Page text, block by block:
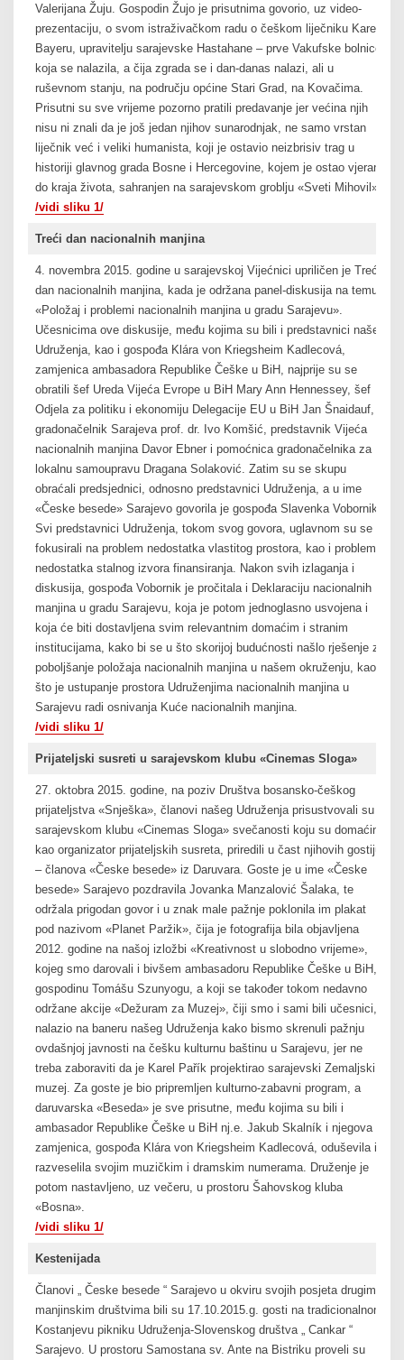
Valerijana Žuju. Gospodin Žujo je prisutnima govorio, uz video-
prezentaciju, o svom istraživačkom radu o češkom liječniku Karelu
Bayeru, upravitelju sarajevske Hastahane – prve Vakufske bolnice,
koja se nalazila, a čija zgrada se i dan-danas nalazi, ali u
ruševnom stanju, na području općine Stari Grad, na Kovačima.
Prisutni su sve vrijeme pozorno pratili predavanje jer većina njih
nisu ni znali da je još jedan njihov sunarodnjak, ne samo vrstan
liječnik već i veliki humanista, koji je ostavio neizbrisiv trag u
historiji glavnog grada Bosne i Hercegovine, kojem je ostao vjeran
do kraja života, sahranjen na sarajevskom groblju «Sveti Mihovil».
/vidi sliku 1/
Treći dan nacionalnih manjina
4. novembra 2015. godine u sarajevskoj Vijećnici upriličen je Treći
dan nacionalnih manjina, kada je održana panel-diskusija na temu
«Položaj i problemi nacionalnih manjina u gradu Sarajevu».
Učesnicima ove diskusije, među kojima su bili i predstavnici našeg
Udruženja, kao i gospođa Klára von Kriegsheim Kadlecová,
zamjenica ambasadora Republike Češke u BiH, najprije su se
obratili šef Ureda Vijeća Evrope u BiH Mary Ann Hennessey, šef
Odjela za politiku i ekonomiju Delegacije EU u BiH Jan Šnaidauf,
gradonačelnik Sarajeva prof. dr. Ivo Komšić, predstavnik Vijeća
nacionalnih manjina Davor Ebner i pomoćnica gradonačelnika za
lokalnu samoupravu Dragana Solaković. Zatim su se skupu
obraćali predsjednici, odnosno predstavnici Udruženja, a u ime
«Česke besede» Sarajevo govorila je gospođa Slavenka Vobornik.
Svi predstavnici Udruženja, tokom svog govora, uglavnom su se
fokusirali na problem nedostatka vlastitog prostora, kao i problem
nedostatka stalnog izvora finansiranja. Nakon svih izlaganja i
diskusija, gospođa Vobornik je pročitala i Deklaraciju nacionalnih
manjina u gradu Sarajevu, koja je potom jednoglasno usvojena i
koja će biti dostavljena svim relevantnim domaćim i stranim
institucijama, kako bi se u što skorijoj budućnosti našlo rješenje za
poboljšanje položaja nacionalnih manjina u našem okruženju, kao
što je ustupanje prostora Udruženjima nacionalnih manjina u
Sarajevu radi osnivanja Kuće nacionalnih manjina.
/vidi sliku 1/
Prijateljski susreti u sarajevskom klubu «Cinemas Sloga»
27. oktobra 2015. godine, na poziv Društva bosansko-češkog
prijateljstva «Snješka», članovi našeg Udruženja prisustvovali su u
sarajevskom klubu «Cinemas Sloga» svečanosti koju su domaćini,
kao organizator prijateljskih susreta, priredili u čast njihovih gostiju
– članova «Česke besede» iz Daruvara. Goste je u ime «Česke
besede» Sarajevo pozdravila Jovanka Manzalović Šalaka, te
održala prigodan govor i u znak male pažnje poklonila im plakat
pod nazivom «Planet Paržik», čija je fotografija bila objavljena
2012. godine na našoj izložbi «Kreativnost u slobodno vrijeme»,
kojeg smo darovali i bivšem ambasadoru Republike Češke u BiH,
gospodinu Tomášu Szunyogu, a koji se također tokom nedavno
održane akcije «Dežuram za Muzej», čiji smo i sami bili učesnici,
nalazio na baneru našeg Udruženja kako bismo skrenuli pažnju
ovdašnjoj javnosti na češku kulturnu baštinu u Sarajevu, jer ne
treba zaboraviti da je Karel Pařík projektirao sarajevski Zemaljski
muzej. Za goste je bio pripremljen kulturno-zabavni program, a
daruvarska «Beseda» je sve prisutne, među kojima su bili i
ambasador Republike Češke u BiH nj.e. Jakub Skalník i njegova
zamjenica, gospođa Klára von Kriegsheim Kadlecová, oduševila i
razveselila svojim muzičkim i dramskim numerama. Druženje je
potom nastavljeno, uz večeru, u prostoru Šahovskog kluba
«Bosna».
/vidi sliku 1/
Kestenijada
Članovi „ Česke besede “ Sarajevo u okviru svojih posjeta drugim
manjinskim društvima bili su 17.10.2015.g. gosti na tradicionalnom
Kostanjevu pikniku Udruženja-Slovenskog društva „ Cankar “
Sarajevo. U prostoru Samostana sv. Ante na Bistriku proveli su